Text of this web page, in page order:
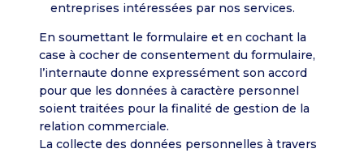
entreprises intéressées par nos services.
En soumettant le formulaire et en cochant la
case à cocher de consentement du formulaire,
l’internaute donne expressément son accord
pour que les données à caractère personnel
soient traitées pour la finalité de gestion de la
relation commerciale.
La collecte des données personnelles à travers